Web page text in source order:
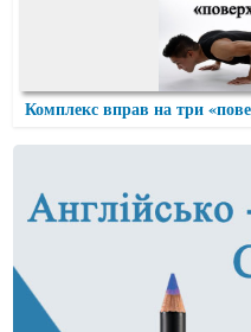
Комплекс вправ на три